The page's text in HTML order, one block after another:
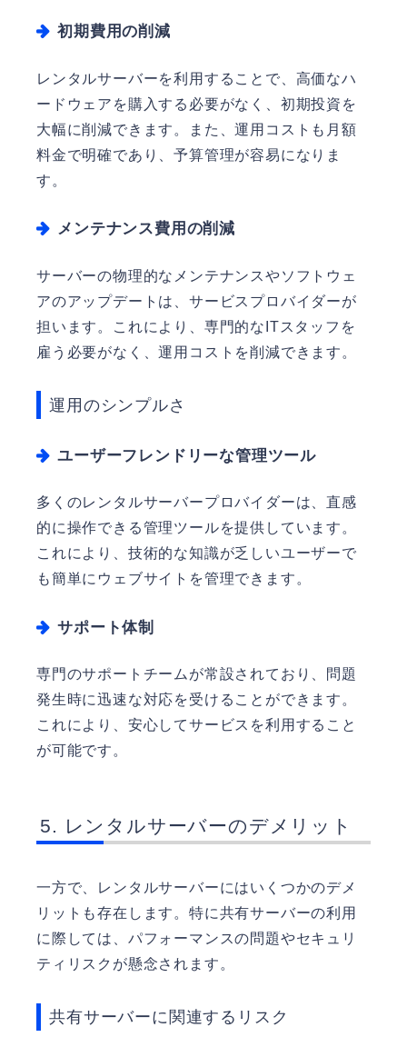
初期費用の削減
レンタルサーバーを利用することで、高価なハ
ードウェアを購入する必要がなく、初期投資を
大幅に削減できます。また、運用コストも月額
料金で明確であり、予算管理が容易になりま
す。
メンテナンス費用の削減
サーバーの物理的なメンテナンスやソフトウェ
アのアップデートは、サービスプロバイダーが
担います。これにより、専門的なITスタッフを
雇う必要がなく、運用コストを削減できます。
運用のシンプルさ
ユーザーフレンドリーな管理ツール
多くのレンタルサーバープロバイダーは、直感
的に操作できる管理ツールを提供しています。
これにより、技術的な知識が乏しいユーザーで
も簡単にウェブサイトを管理できます。
サポート体制
専門のサポートチームが常設されており、問題
発生時に迅速な対応を受けることができます。
これにより、安心してサービスを利用すること
が可能です。
レンタルサーバーのデメリット
一方で、レンタルサーバーにはいくつかのデメ
リットも存在します。特に共有サーバーの利用
に際しては、パフォーマンスの問題やセキュリ
ティリスクが懸念されます。
共有サーバーに関連するリスク